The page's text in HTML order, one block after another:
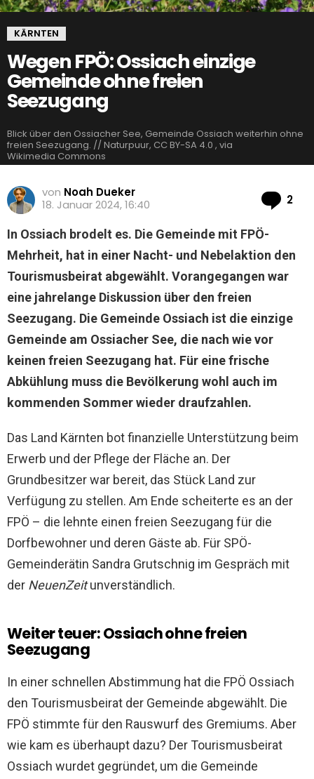
KÄRNTEN
Wegen FPÖ: Ossiach einzige
Gemeinde ohne freien
Seezugang
Blick über den Ossiacher See, Gemeinde Ossiach weiterhin ohne
freien Seezugang. // Naturpuur, CC BY-SA 4.0 , via
Wikimedia Commons
von Noah Dueker
18. Januar 2024, 16:40
2
In Ossiach brodelt es. Die Gemeinde mit FPÖ-
Mehrheit, hat in einer Nacht- und Nebelaktion den
Tourismusbeirat abgewählt. Vorangegangen war
eine jahrelange Diskussion über den freien
Seezugang. Die Gemeinde Ossiach ist die einzige
Gemeinde am Ossiacher See, die nach wie vor
keinen freien Seezugang hat. Für eine frische
Abkühlung muss die Bevölkerung wohl auch im
kommenden Sommer wieder draufzahlen.
Das Land Kärnten bot finanzielle Unterstützung beim
Erwerb und der Pflege der Fläche an. Der
Grundbesitzer war bereit, das Stück Land zur
Verfügung zu stellen. Am Ende scheiterte es an der
FPÖ – die lehnte einen freien Seezugang für die
Dorfbewohner und deren Gäste ab. Für SPÖ-
Gemeinderätin Sandra Grutschnig im Gespräch mit
der NeuenZeitunverständlich.
Weiter teuer: Ossiach ohne freien
Seezugang
In einer schnellen Abstimmung hat die FPÖ Ossiach
den Tourismusbeirat der Gemeinde abgewählt. Die
FPÖ stimmte für den Rauswurf des Gremiums. Aber
wie kam es überhaupt dazu? Der Tourismusbeirat
Ossiach wurdet gegründet, um die Gemeinde